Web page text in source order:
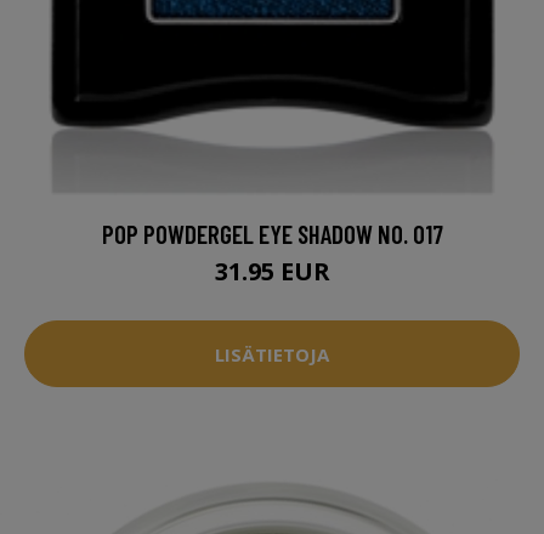
POP POWDERGEL EYE SHADOW NO. 017
31.95 EUR
LISÄTIETOJA